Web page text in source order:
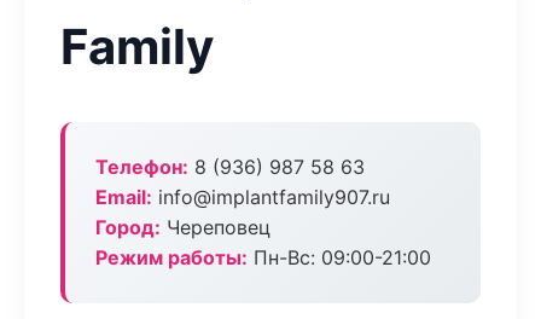
Family
Телефон: 8 (936) 987 58 63
Email: info@implantfamily907.ru
Город: Череповец
Режим работы: Пн-Вс: 09:00-21:00